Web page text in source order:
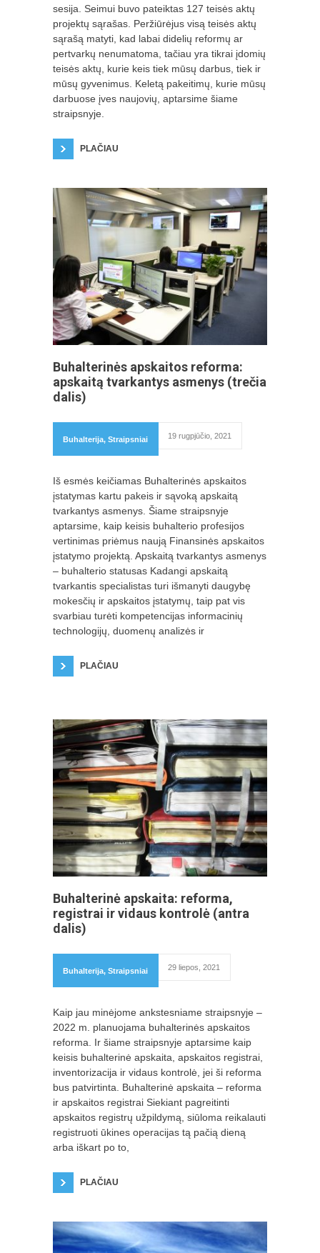
sesija. Seimui buvo pateiktas 127 teisės aktų
projektų sąrašas. Peržiūrėjus visą teisės aktų
sąrašą matyti, kad labai didelių reformų ar
pertvarkų nenumatoma, tačiau yra tikrai įdomių
teisės aktų, kurie keis tiek mūsų darbus, tiek ir
mūsų gyvenimus. Keletą pakeitimų, kurie mūsų
darbuose įves naujovių, aptarsime šiame
straipsnyje.
PLAČIAU
Buhalterinės apskaitos reforma:
apskaitą tvarkantys asmenys (trečia
dalis)
Buhalterija, Straipsniai 19 rugpjūčio, 2021
Iš esmės keičiamas Buhalterinės apskaitos
įstatymas kartu pakeis ir sąvoką apskaitą
tvarkantys asmenys. Šiame straipsnyje
aptarsime, kaip keisis buhalterio profesijos
vertinimas priėmus naują Finansinės apskaitos
įstatymo projektą. Apskaitą tvarkantys asmenys
– buhalterio statusas Kadangi apskaitą
tvarkantis specialistas turi išmanyti daugybę
mokesčių ir apskaitos įstatymų, taip pat vis
svarbiau turėti kompetencijas informacinių
technologijų, duomenų analizės ir
PLAČIAU
Buhalterinė apskaita: reforma,
registrai ir vidaus kontrolė (antra
dalis)
Buhalterija, Straipsniai 29 liepos, 2021
Kaip jau minėjome ankstesniame straipsnyje –
2022 m. planuojama buhalterinės apskaitos
reforma. Ir šiame straipsnyje aptarsime kaip
keisis buhalterinė apskaita, apskaitos registrai,
inventorizacija ir vidaus kontrolė, jei ši reforma
bus patvirtinta. Buhalterinė apskaita – reforma
ir apskaitos registrai Siekiant pagreitinti
apskaitos registrų užpildymą, siūloma reikalauti
registruoti ūkines operacijas tą pačią dieną
arba iškart po to,
PLAČIAU